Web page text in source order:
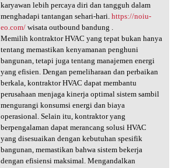
karyawan lebih percaya diri dan tangguh dalam
menghadapi tantangan sehari-hari. https://noiu-
eo.com/wisata outbound bandung .
Memilih kontraktor HVAC yang tepat bukan hanya
tentang memastikan kenyamanan penghuni
bangunan, tetapi juga tentang manajemen energi
yang efisien. Dengan pemeliharaan dan perbaikan
berkala, kontraktor HVAC dapat membantu
perusahaan menjaga kinerja optimal sistem sambil
mengurangi konsumsi energi dan biaya
operasional. Selain itu, kontraktor yang
berpengalaman dapat merancang solusi HVAC
yang disesuaikan dengan kebutuhan spesifik
bangunan, memastikan bahwa sistem bekerja
dengan efisiensi maksimal. Mengandalkan